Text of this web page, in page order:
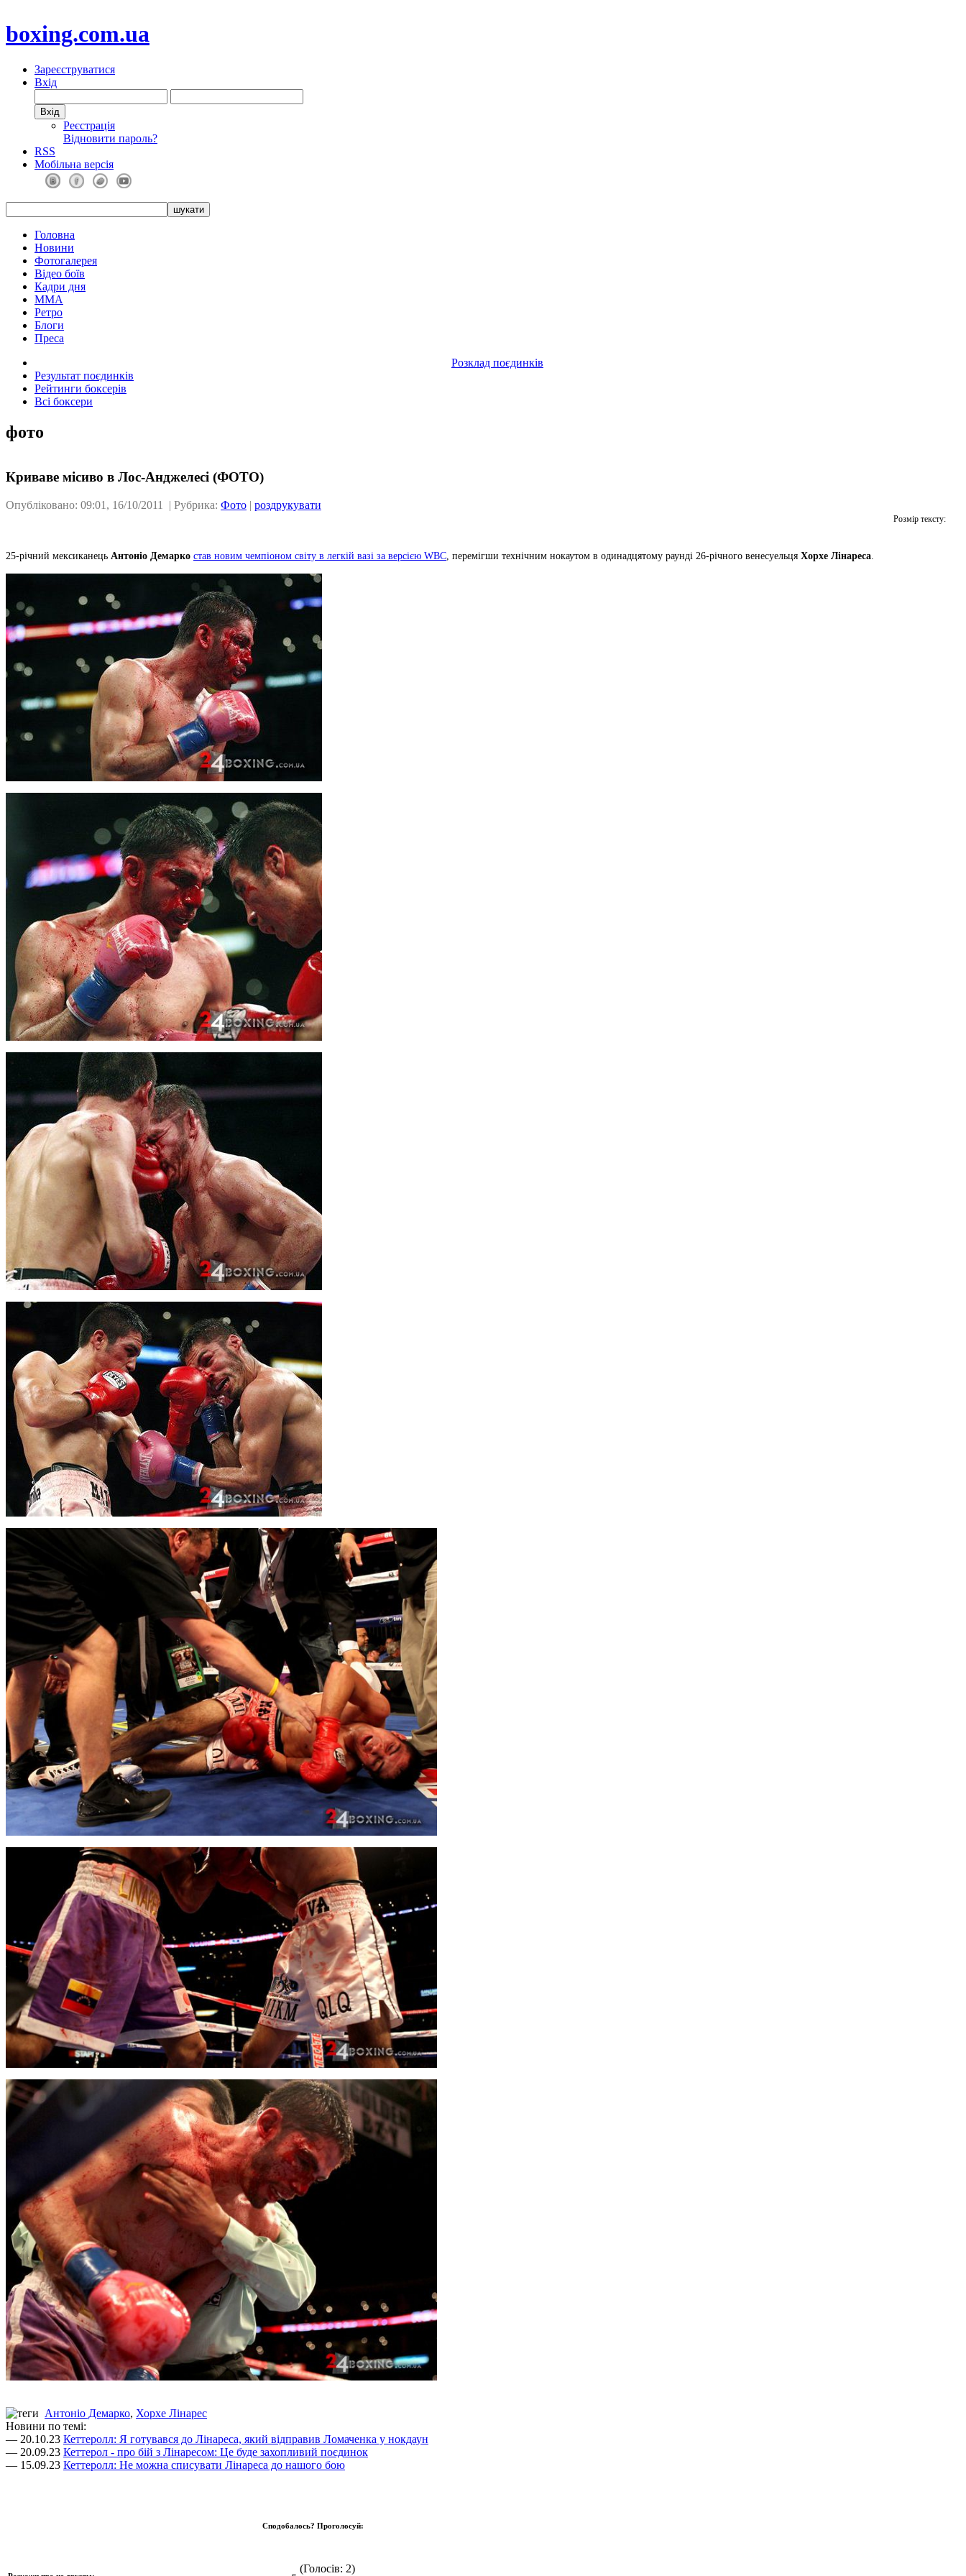
boxing.com.ua
Зареєструватися
Вхід
Реєстрація
Відновити пароль?
RSS
Мобільна версія
Головна
Новини
Фотогалерея
Відео боїв
Кадри дня
ММА
Ретро
Блоги
Преса
Розклад поєдинків
Результат поєдинків
Рейтинги боксерів
Всі боксери
фото
Криваве місиво в Лос-Анджелесі (ФОТО)
Опубліковано: 09:01, 16/10/2011 | Рубрика: Фото | роздрукувати
Розмір тексту:
25-річний мексиканець Антоніо Демарко став новим чемпіоном світу в легкій вазі за версією WBC , перемігши технічним нокаутом в одинадцятому раунді 26-річного венесуельця Хорхе Лінареса
Антоніо Демарко, Хорхе Лінарес
Новини по темі:
— 20.10.23 Кеттеролл: Я готувався до Лінареса, який відправив Ломаченка у нокдаун
— 20.09.23 Кеттерол - про бій з Лінаресом: Це буде захопливий поєдинок
— 15.09.23 Кеттеролл: Не можна списувати Лінареса до нашого бою
Сподобалось? Проголосуй:
(Голосів: 2)